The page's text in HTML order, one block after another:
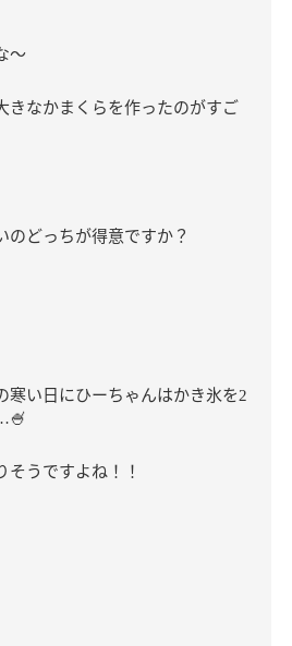
～
きなかまくらを作ったのがすご
のどっちが得意ですか？
寒い日にひーちゃんはかき氷を2
🍧
そうですよね！！